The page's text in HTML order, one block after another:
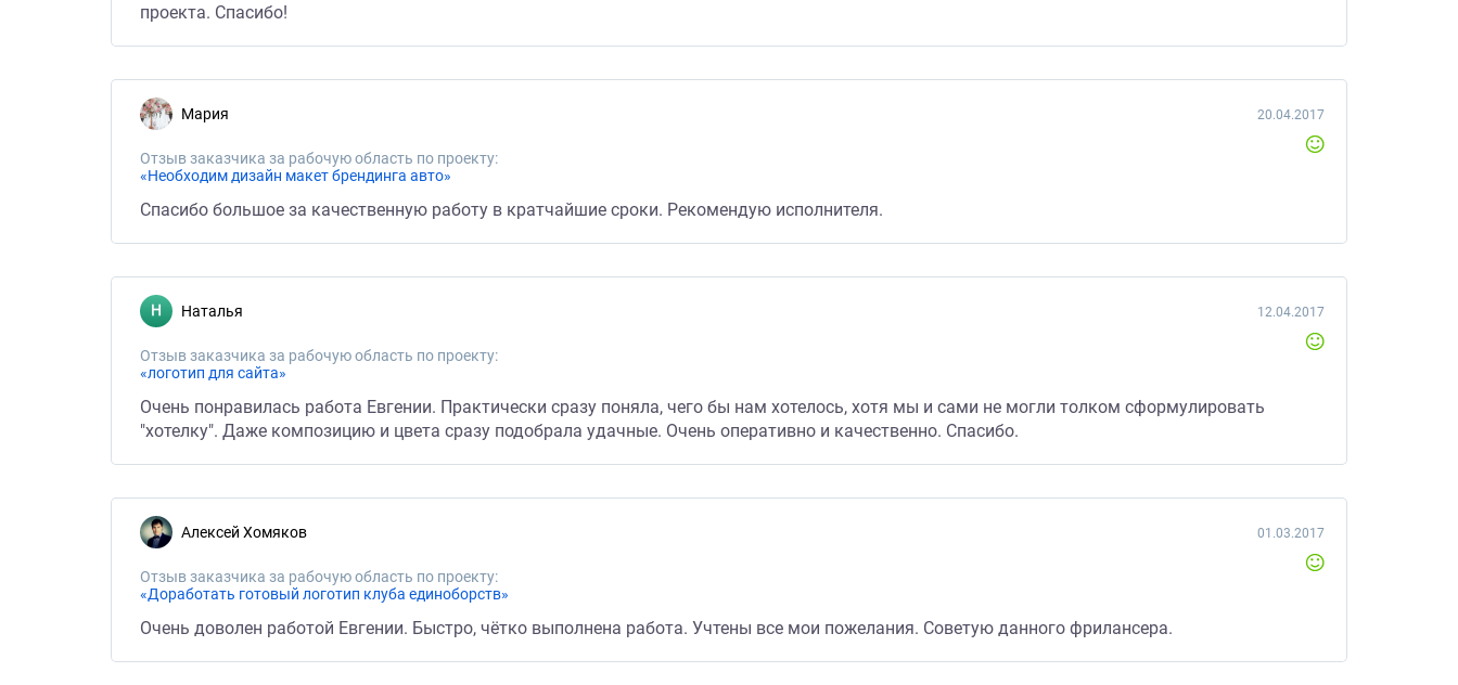
проекта. Спасибо!
Мария
Отзыв заказчика за рабочую область по проекту:
«Необходим дизайн макет брендинга авто»
20.04.2017
Спасибо большое за качественную работу в кратчайшие сроки. Рекомендую исполнителя.
Наталья
Отзыв заказчика за рабочую область по проекту:
«логотип для сайта»
12.04.2017
Очень понравилась работа Евгении. Практически сразу поняла, чего бы нам хотелось, хотя мы и сами не могли толком сформулировать
"хотелку". Даже композицию и цвета сразу подобрала удачные. Очень оперативно и качественно. Спасибо.
Алексей Хомяков
Отзыв заказчика за рабочую область по проекту:
«Доработать готовый логотип клуба единоборств»
01.03.2017
Очень доволен работой Евгении. Быстро, чётко выполнена работа. Учтены все мои пожелания. Советую данного фрилансера.